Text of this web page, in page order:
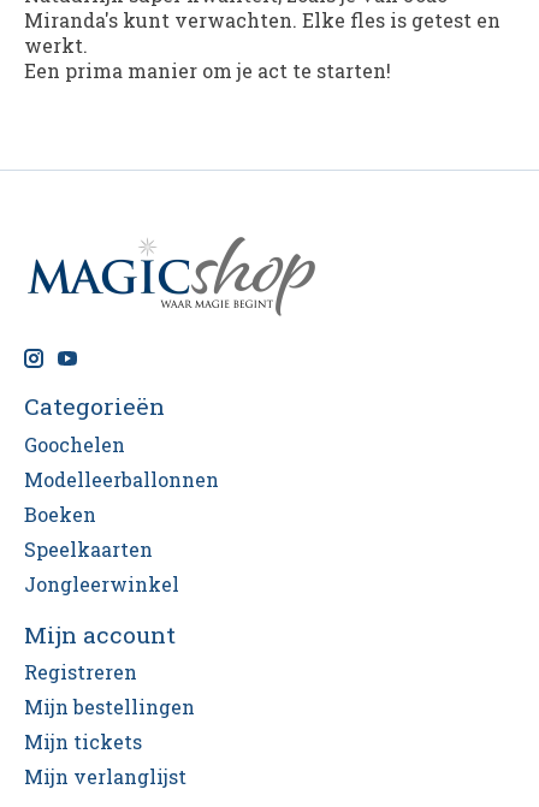
Miranda's kunt verwachten. Elke fles is getest en
werkt.
Een prima manier om je act te starten!
Categorieën
Goochelen
Modelleerballonnen
Boeken
Speelkaarten
Jongleerwinkel
Mijn account
Registreren
Mijn bestellingen
Mijn tickets
Mijn verlanglijst